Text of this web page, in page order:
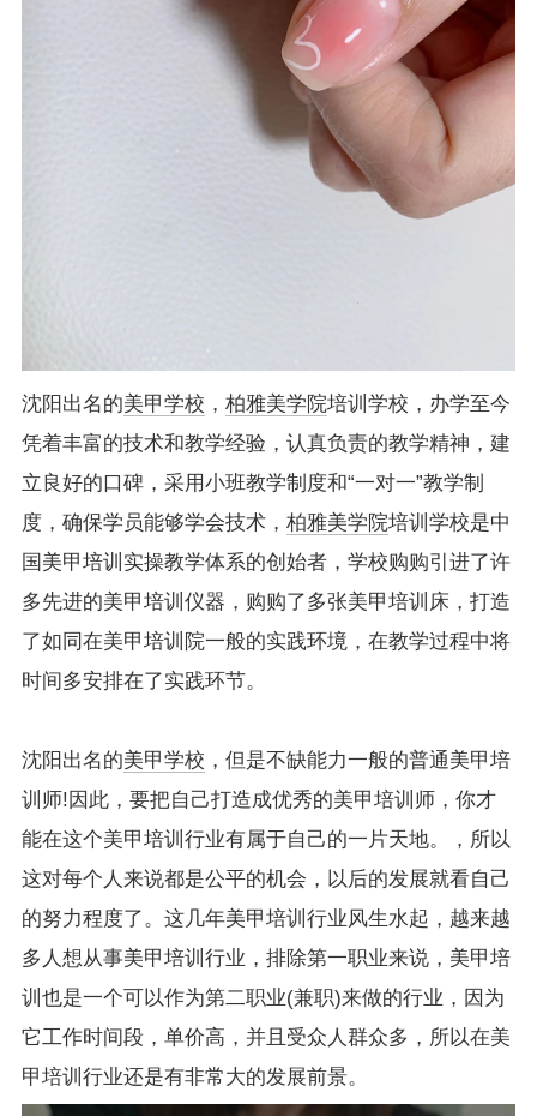
沈阳出名的美甲学校 ， 柏雅美学院培训学校，办学至今
凭着丰富的技术和教学经验，认真负责的教学精神，建
立良好的口碑，采用小班教学制度和“一对一”教学制
度，确保学员能够学会技术， 柏雅美学院培训学校是中
国美甲培训实操教学体系的创始者，学校购购引进了许
多先进的美甲培训仪器，购购了多张美甲培训床，打造
了如同在美甲培训院一般的实践环境，在教学过程中将
时间多安排在了实践环节。
沈阳出名的美甲学校 ，但是不缺能力一般的普通美甲培
训师!因此，要把自己打造成优秀的美甲培训师，你才
能在这个美甲培训行业有属于自己的一片天地。，所以
这对每个人来说都是公平的机会，以后的发展就看自己
的努力程度了。这几年美甲培训行业风生水起，越来越
多人想从事美甲培训行业，排除第一职业来说，美甲培
训也是一个可以作为第二职业(兼职)来做的行业，因为
它工作时间段，单价高，并且受众人群众多，所以在美
甲培训行业还是有非常大的发展前景。